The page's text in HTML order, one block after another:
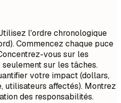
l'ordre chronologique
Commencez chaque puce
vous sur les
seulement sur les tâches.
votre impact (dollars,
utilisateurs affectés). Montrez
des responsabilités.